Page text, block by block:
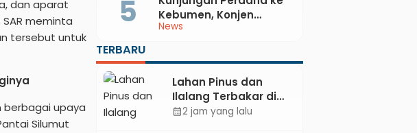
dan aparat
meminta
tersebut untuk
berbagai upaya
Silumut
Tapak Suci Kebumen
2026
News
Kebumen, Konjen
Australia Temui Bupati
TERBARU
Lahan Pinus dan
Ilalang Terbakar di
Kebumen, Aparat
calendar_month2 jam yang lalu